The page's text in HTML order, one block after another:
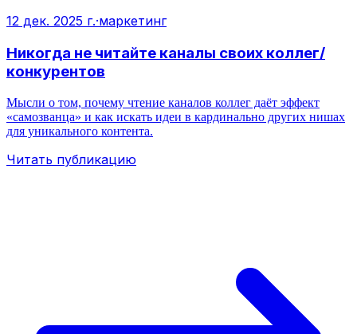
12 дек. 2025 г.·маркетинг
Никогда не читайте каналы своих коллег/
конкурентов
Мысли о том, почему чтение каналов коллег даёт эффект
«самозванца» и как искать идеи в кардинально других нишах
для уникального контента.
Читать публикацию